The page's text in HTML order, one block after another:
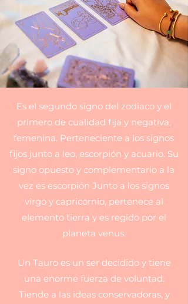
Es el segundo signo del zodiaco y el
primero de cualidad fija y negativa,
femenina. Perteneciente a los signos
fijos junto a leo, escorpión y acuario. Su
signo opuesto y complementario a la
vez es escorpión Junto a los signos
virgo y capricornio, pertenece al
elemento tierra y es regido por el
planeta venus.
Un Tauro es un ser decidido y tiene
una enorme fuerza de voluntad.
Tiende a las ideas conservadoras, y